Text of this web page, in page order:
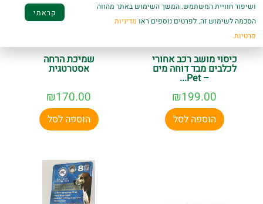
כיסוי מושב רכב אחורי
לכלבים מבד דוחה מים
– Pet...
₪199.00
הוספה לסל
שמיכת הרחה
אסטרטגית
₪170.00
הוספה לסל
ושיפור חוויית המשתמש. המשך השימוש באתר מהווה
הסכמה לשימוש זה. לפרטים נוספים ראו מדיניות
פרטיות.
קראתי